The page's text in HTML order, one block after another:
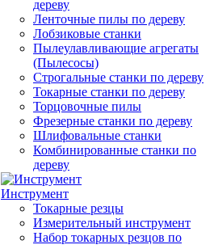
дереву
Ленточные пилы по дереву
Лобзиковые станки
Пылеулавливающие агрегаты
(Пылесосы)
Строгальные станки по дереву
Токарные станки по дереву
Торцовочные пилы
Фрезерные станки по дереву
Шлифовальные станки
Комбинированные станки по
дереву
Инструмент
Токарные резцы
Измерительный инструмент
Набор токарных резцов по